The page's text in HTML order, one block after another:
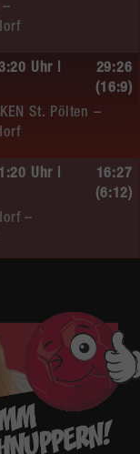
–
Uhr |
St. Pölten –
29:26
(16:9)
Uhr |
–
16:27
(6:12)
–
Uhr |
–
30:19
(16:7)